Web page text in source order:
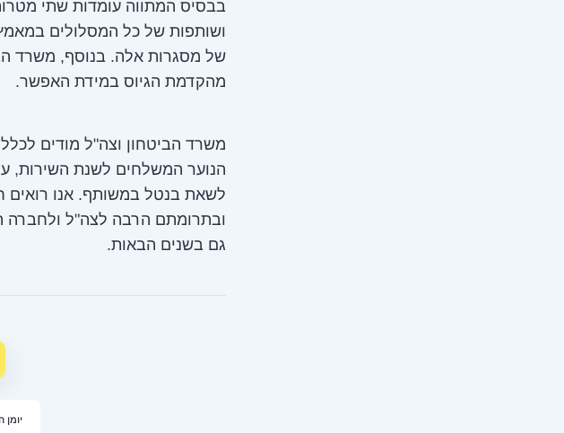
בבסיס המתווה עומדות שתי
ושותפות של כל המסלולים
של מסגרות אלה. בנוסף, משרד
מהקדמת הגיוס במידת האפשר.
משרד הביטחון וצה"ל מודים לכלל
הנוער המשלחים לשנת השירות,
לשאת בנטל במשותף. אנו רואים
ובתרומתם הרבה לצה"ל ולחברה
גם בשנים הבאות.